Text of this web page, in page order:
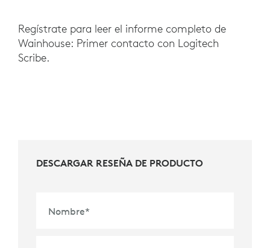
Regístrate para leer el informe completo de
Wainhouse: Primer contacto con Logitech
Scribe.
DESCARGAR RESEÑA DE PRODUCTO
Nombre*